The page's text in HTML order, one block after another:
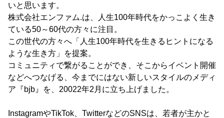
いと思います。
株式会社エンファム.は、人生100年時代をかっこよく生き
ている50～60代の方々に注目。
この世代の方々へ「人生100年時代を生きるヒントになる
ような生き方」を提案。
コミュニティで繋がることができ、そこからイベント開催
などへつなげる、今までにはない新しいスタイルのメディ
ア『bjb』を、20022年2月に立ち上げました。
InstagramやTikTok、TwitterなどのSNSは、若者が主かと